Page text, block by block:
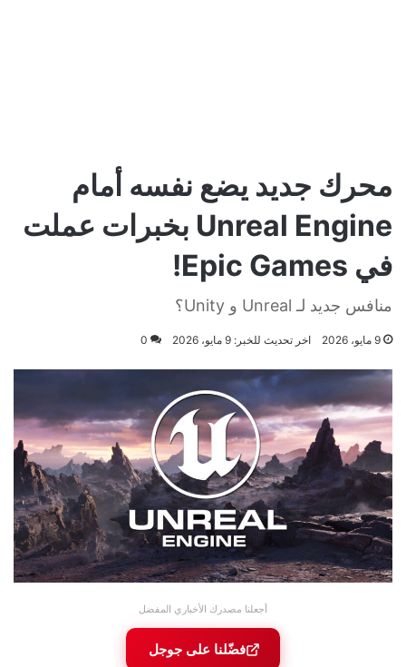
محرك جديد يضع نفسه أمام
Unreal Engine بخبرات عملت
في Epic Games!
منافس جديد لـ Unreal و Unity؟
9 مايو، 2026 اخر تحديث للخبر: 9 مايو، 2026 0
أجعلنا مصدرك الأخباري المفضل
فضّلنا على جوجل